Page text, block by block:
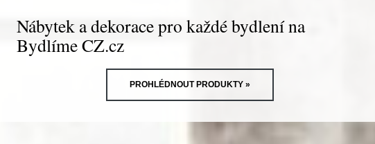
Nábytek a dekorace pro každé bydlení na
Bydlíme CZ.cz
PROHLÉDNOUT PRODUKTY »